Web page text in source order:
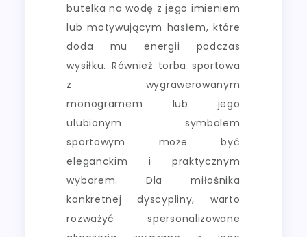
butelka na wodę z jego imieniem
lub motywującym hasłem, które
doda mu energii podczas
wysiłku. Również torba sportowa
z wygrawerowanym
monogramem lub jego
ulubionym symbolem
sportowym może być
eleganckim i praktycznym
wyborem. Dla miłośnika
konkretnej dyscypliny, warto
rozważyć spersonalizowane